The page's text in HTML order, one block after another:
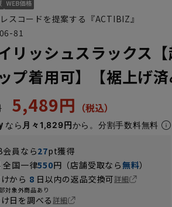
スコードを提案する『ACTIBIZ』
81
リッシュスラックス
プ着用可】【裾上げ済
5,489円
なら 月々1,829円から。分割手数料無料
会員なら27pt獲得
全国一律550円（店舗受取なら無料）
から 8 日以内の返品交換可詳細
対象外商品あり
日を調べる詳細